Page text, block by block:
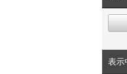
区
表示